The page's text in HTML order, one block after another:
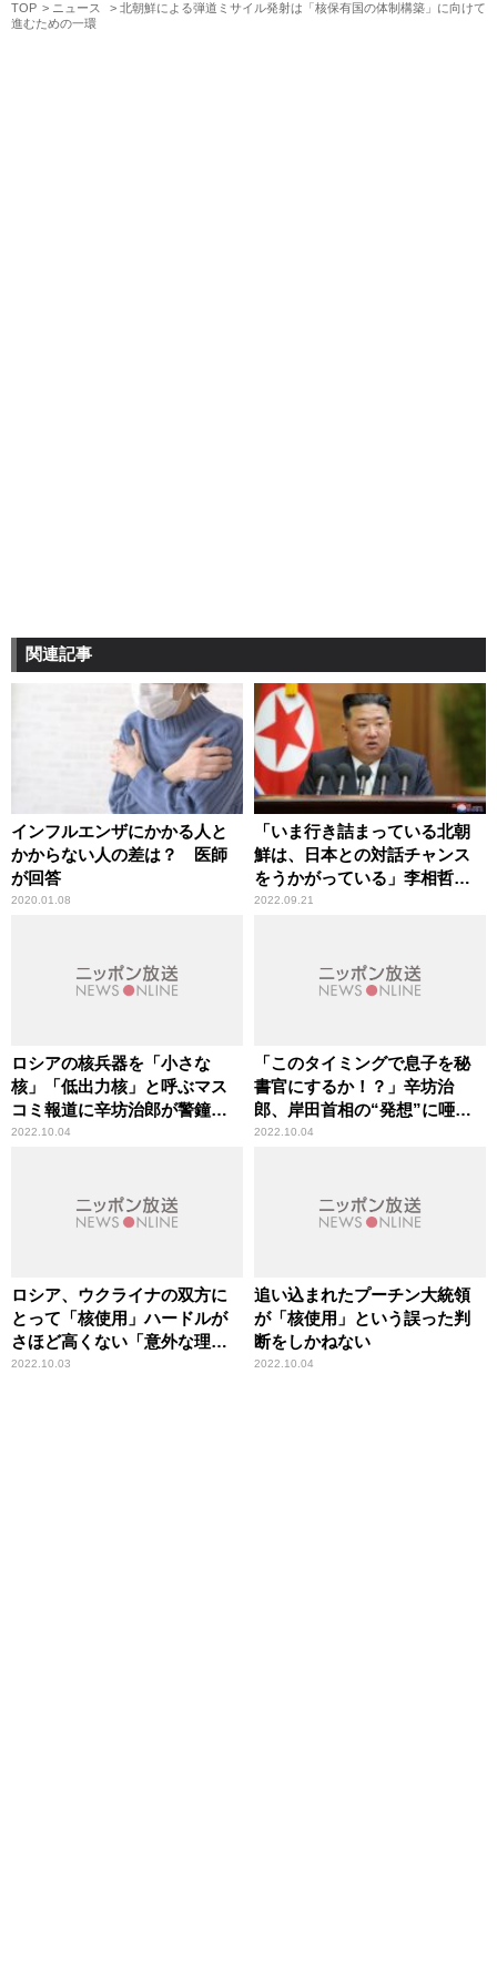
TOP ニュース
北朝鮮による弾道ミサイル発射は「核保有国の体制構築」に向けて
進むための一環
関連記事
インフルエンザにかかる人と
かからない人の差は？ 医師
が回答
2020.01.08
「いま行き詰まっている北朝
鮮は、日本との対話チャンス
をうかがっている」李相哲教
授が拉致問題の現況を分析
2022.09.21
ロシアの核兵器を「小さな
核」「低出力核」と呼ぶマス
コミ報道に辛坊治郎が警鐘
「非常に危険」
2022.10.04
「このタイミングで息子を秘
書官にするか！？」辛坊治
郎、岸田首相の“発想”に唖
然
2022.10.04
ロシア、ウクライナの双方に
とって「核使用」ハードルが
さほど高くない「意外な理
由」
2022.10.03
追い込まれたプーチン大統領
が「核使用」という誤った判
断をしかねない
2022.10.04